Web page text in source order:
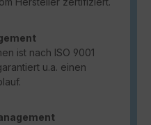
ist nach ISO 9001
u.a. einen